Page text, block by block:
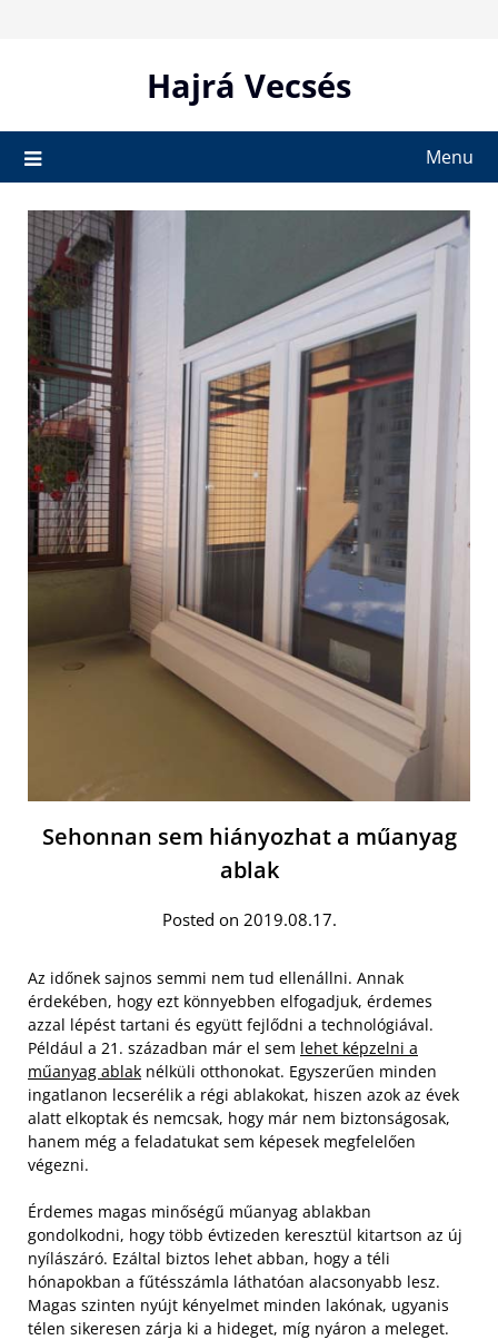
Hajrá Vecsés
Menu
Sehonnan sem hiányozhat a műanyag
ablak
Posted on 2019.08.17.
Az időnek sajnos semmi nem tud ellenállni. Annak
érdekében, hogy ezt könnyebben elfogadjuk, érdemes
azzal lépést tartani és együtt fejlődni a technológiával.
Például a 21. században már el sem lehet képzelni a
műanyag ablak nélküli otthonokat. Egyszerűen minden
ingatlanon lecserélik a régi ablakokat, hiszen azok az évek
alatt elkoptak és nemcsak, hogy már nem biztonságosak,
hanem még a feladatukat sem képesek megfelelően
végezni.
Érdemes magas minőségű műanyag ablakban
gondolkodni, hogy több évtizeden keresztül kitartson az új
nyílászáró. Ezáltal biztos lehet abban, hogy a téli
hónapokban a fűtésszámla láthatóan alacsonyabb lesz.
Magas szinten nyújt kényelmet minden lakónak, ugyanis
télen sikeresen zárja ki a hideget, míg nyáron a meleget.